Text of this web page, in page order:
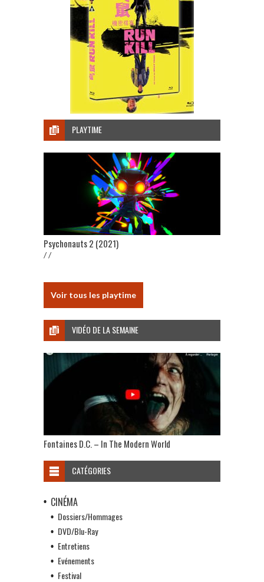
PLAYTIME
Psychonauts 2 (2021)
/ /
Voir tous les playtime
VIDÉO DE LA SEMAINE
Fontaines D.C. – In The Modern World
CATÉGORIES
CINÉMA
Dossiers/Hommages
DVD/Blu-Ray
Entretiens
Evénements
Festival